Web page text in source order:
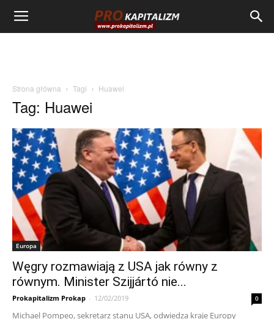
Strona główna Tagi Huawei
Tag: Huawei
Europa
Węgry rozmawiają z USA jak równy z
równym. Minister Szijjártó nie...
Prokapitalizm Prokap - 12/02/2019 0
Michael Pompeo, sekretarz stanu USA, odwiedza kraje Europy